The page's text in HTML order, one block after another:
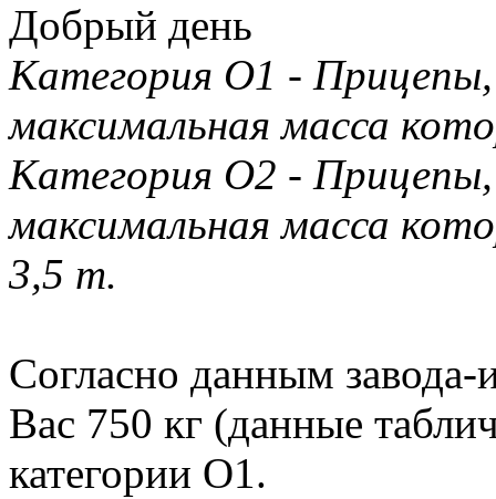
Добрый день
Категория O1 -
максимальная масса
Категория O2 -
максимальная масса
3,5 т.
Согласно данным завода-
Вас 750 кг (данные
категории О1.